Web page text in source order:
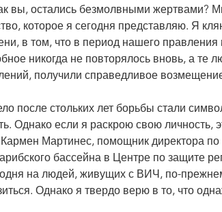
вы, остались безмолвными жертвами?
которое я сегодня представляю. Я
в том, что в период нашего
никогда не повторялось вновь, а те
получили справедливое
после стольких лет борьбы стали
Однако если я раскрою свою личность,
Мартинес, помощник директора
бассейна в Центре по защите
на людей, живущих с ВИЧ, по-
Однако я твердо верю в то, что